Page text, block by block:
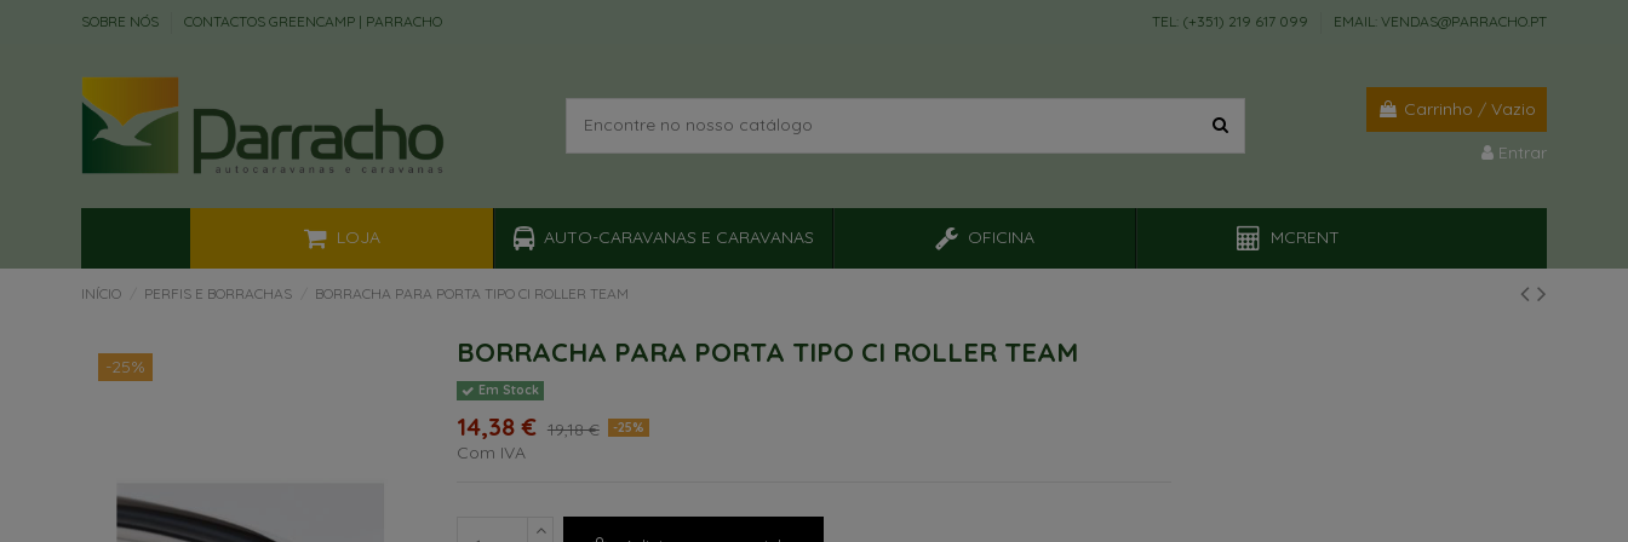
SOBRE NÓS CONTACTOS GREENCAMP | PARRACHO TEL: (+351) 219 617 099 EMAIL: VENDAS@PARRACHO.PT
Carrinho / Vazio
Entrar
LOJA AUTO-CARAVANAS E CARAVANAS OFICINA MCRENT
INÍCIO PERFIS E BORRACHAS BORRACHA PARA PORTA TIPO CI ROLLER TEAM
-25% BORRACHA PARA PORTA TIPO CI ROLLER TEAM
Em Stock
14,38 € 19,18 € -25%
Com IVA